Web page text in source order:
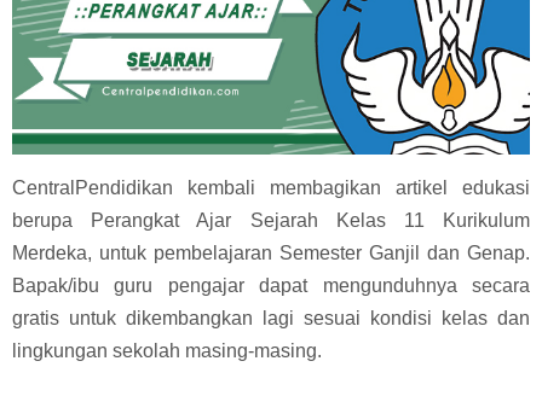
CentralPendidikan kembali membagikan artikel edukasi
berupa Perangkat Ajar Sejarah Kelas 11 Kurikulum
Merdeka, untuk pembelajaran Semester Ganjil dan Genap.
Bapak/ibu guru pengajar dapat mengunduhnya secara
gratis untuk dikembangkan lagi sesuai kondisi kelas dan
lingkungan sekolah masing-masing.